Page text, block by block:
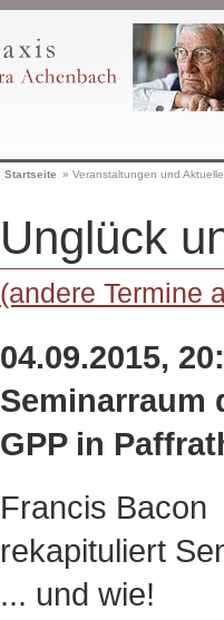
Startseite » Veranstaltungen und
Unglück
(andere Termine
04.09.2015,
Seminarraum
GPP in
Francis Bacon
rekapituliert
... und wie!